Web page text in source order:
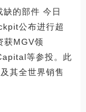
的部件 今日
公布进行超
获MGV领
等参投。此
其全世界销售